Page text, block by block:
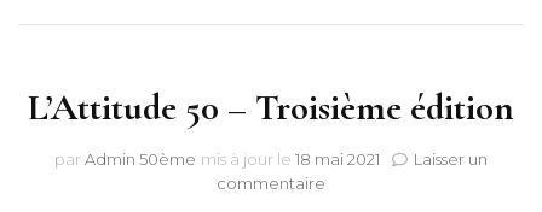
L’Attitude 50 – Troisième édition
par Admin 50ème mis à jour le 18 mai 2021
Laisser un
commentaire